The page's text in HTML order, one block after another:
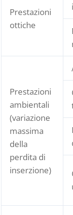
Prestazioni
ottiche
Prestazioni
ambientali
(variazione
massima
della
perdita di
inserzione)